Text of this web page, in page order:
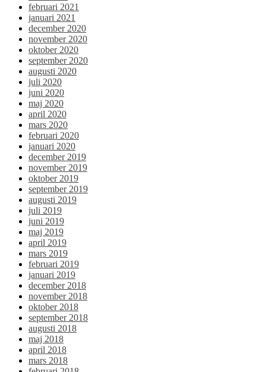
februari 2021
januari 2021
december 2020
november 2020
oktober 2020
september 2020
augusti 2020
juli 2020
juni 2020
maj 2020
april 2020
mars 2020
februari 2020
januari 2020
december 2019
november 2019
oktober 2019
september 2019
augusti 2019
juli 2019
juni 2019
maj 2019
april 2019
mars 2019
februari 2019
januari 2019
december 2018
november 2018
oktober 2018
september 2018
augusti 2018
maj 2018
april 2018
mars 2018